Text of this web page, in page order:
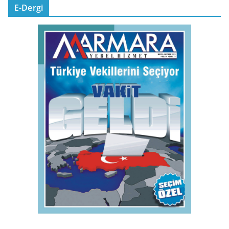
E-Dergi